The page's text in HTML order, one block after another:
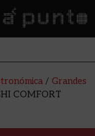
/ Grandes
COMFORT